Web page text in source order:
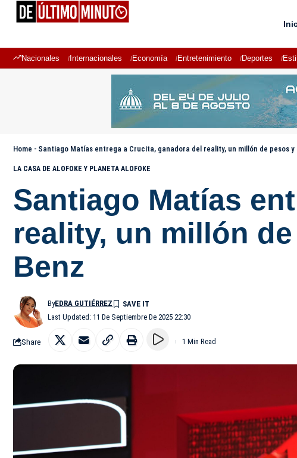
Nacionales Internacionales Economía Entretenimiento Deportes
Home - Santiago Matías entrega a Crucita, ganadora del reality, un millón de pesos
LA CASA DE ALOFOKE Y PLANETA ALOFOKE
Santiago Matías
reality, un millón
Benz
Last Updated: 11 De Septiembre De 2025 22:30
ByEDRA GUTIÉRREZ
Share 1 Min Read